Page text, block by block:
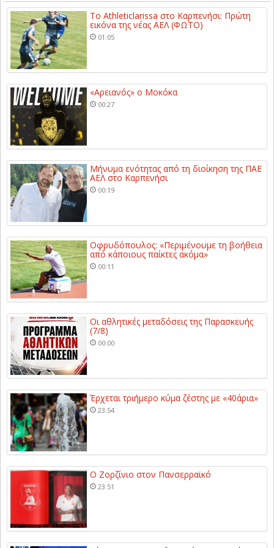
Το Athleticlarissa στο Καρπενήσι: Πρώτη
εικόνα της νέας ΑΕΛ (ΦΩΤΟ)
01:05
«Αρειανός» ο Μοκόκα
00:27
Μήνυμα ενότητας από τη διοίκηση της ΠΑΕ
ΑΕΛ στο Καρπενήσι
00:19
Οφρυδόπουλος: «Περιμένουμε τη βοήθεια
από κάποιους παίκτες ακόμα»
00:11
Οι αθλητικές μεταδόσεις της Παρασκευής
(7/8)
00:00
Έρχεται τριήμερο κύμα ζέστης με «40άρια»
23:54
Ο Ζορζίνιο στον Πανσερραϊκό
23:51